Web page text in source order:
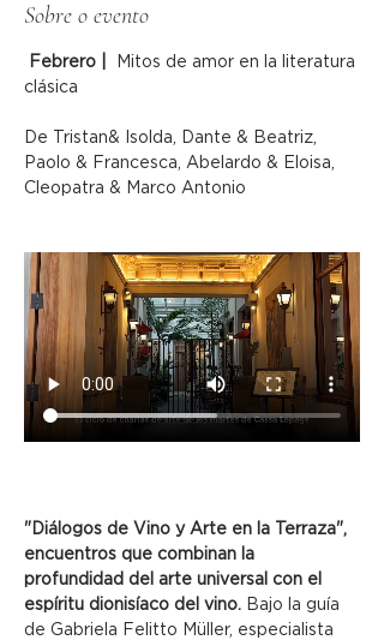
Sobre o evento
Febrero |
Mitos de amor en la literatura
clásica
De Tristan& Isolda, Dante & Beatriz,
Paolo & Francesca, Abelardo & Eloisa,
Cleopatra & Marco Antonio
"Diálogos de Vino y Arte en la Terraza",
encuentros que combinan la
profundidad del arte universal con el
espíritu dionisíaco del vino. Bajo la guía
de Gabriela Felitto Müller, especialista